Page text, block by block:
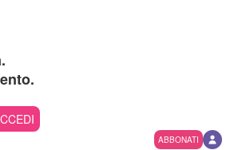
ABBONATI